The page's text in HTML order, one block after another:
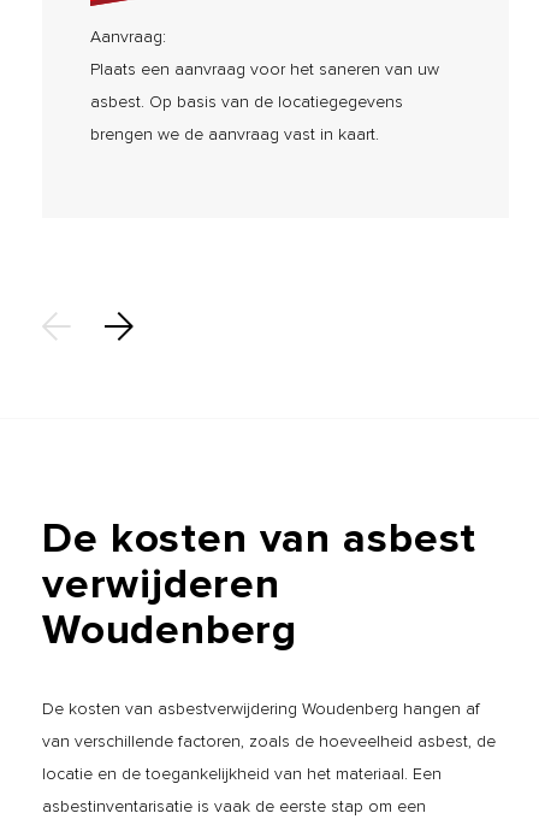
Aanvraag:
Plaats een aanvraag voor het saneren van uw
asbest. Op basis van de locatiegegevens
brengen we de aanvraag vast in kaart.
De kosten van asbest
verwijderen
Woudenberg
De kosten van asbestverwijdering Woudenberg hangen af
van verschillende factoren, zoals de hoeveelheid asbest, de
locatie en de toegankelijkheid van het materiaal. Een
asbestinventarisatie is vaak de eerste stap om een